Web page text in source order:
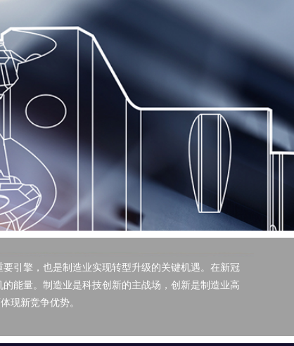
引擎，也是制造业实现转型升级的关键机遇。在新冠
能量。制造业是科技创新的主战场，创新是制造业高
现新竞争优势。